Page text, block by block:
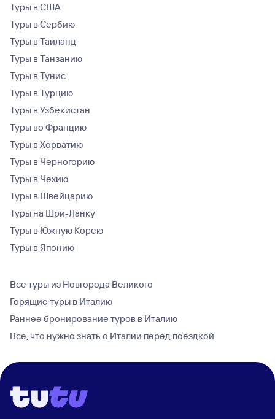
Туры в США
Туры в Сербию
Туры в Таиланд
Туры в Танзанию
Туры в Тунис
Туры в Турцию
Туры в Узбекистан
Туры во Францию
Туры в Хорватию
Туры в Черногорию
Туры в Чехию
Туры в Швейцарию
Туры на Шри-Ланку
Туры в Южную Корею
Туры в Японию
Все туры из Новгорода Великого
Горящие туры в Италию
Раннее бронирование туров в Италию
Все, что нужно знать о Италии перед поездкой